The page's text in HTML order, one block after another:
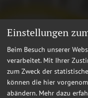
Einstellungen
Beim Besuch unserer
verarbeitet. Mit Ihrer
zum Zweck der
können die hier
abändern. Mehr dazu